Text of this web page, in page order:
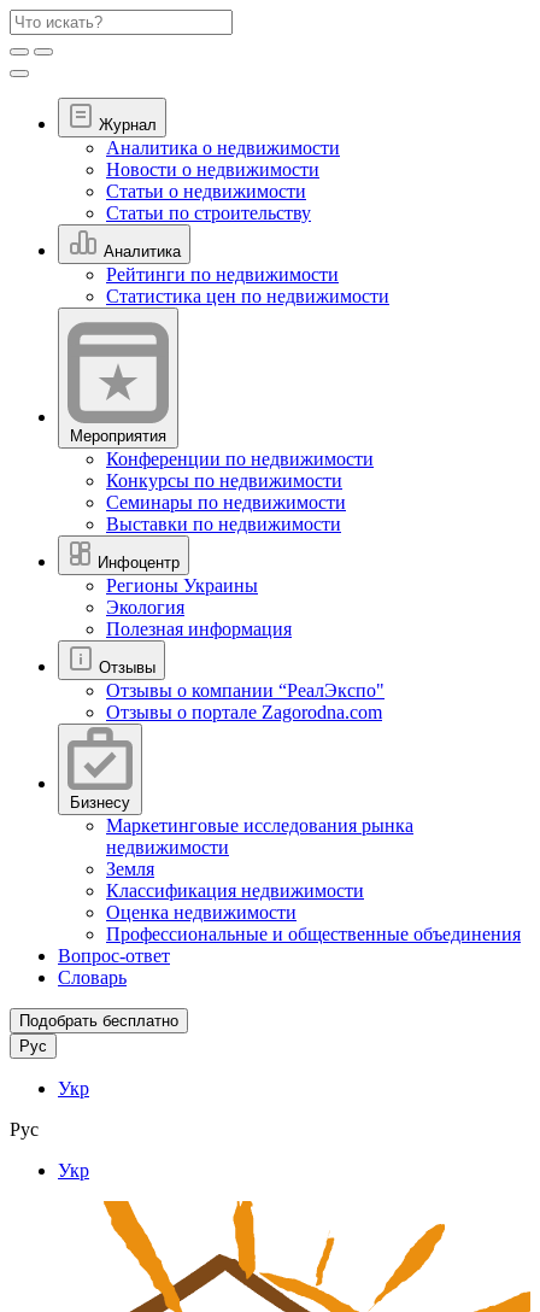
Журнал
Аналитика о недвижимости
Новости о недвижимости
Статьи о недвижимости
Статьи по строительству
Аналитика
Рейтинги по недвижимости
Статистика цен по недвижимости
Мероприятия
Конференции по недвижимости
Конкурсы по недвижимости
Семинары по недвижимости
Выставки по недвижимости
Инфоцентр
Регионы Украины
Экология
Полезная информация
Отзывы
Отзывы о компании “РеалЭкспо"
Отзывы о портале Zagorodna.com
Бизнесу
Маркетинговые исследования рынка
недвижимости
Земля
Классификация недвижимости
Оценка недвижимости
Профессиональные и общественные объединения
Вопрос-ответ
Словарь
Подобрать бесплатно
Рус
Укр
Рус
Укр